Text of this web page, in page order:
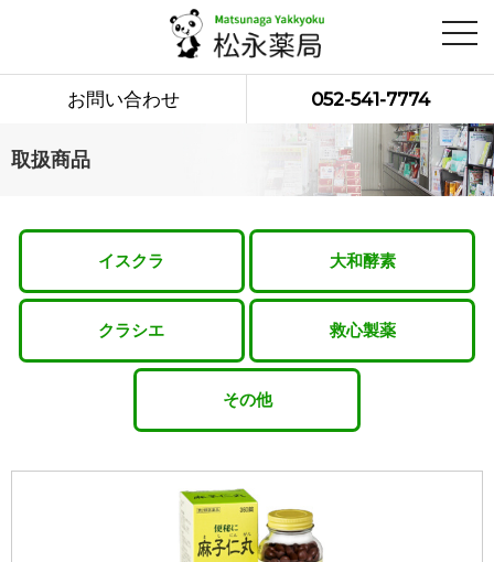
052-541-7774
お問い合わせ
取扱商品
イスクラ 大和酵素
クラシエ 救心製薬
その他